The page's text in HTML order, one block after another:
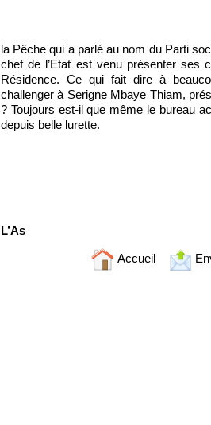
la Pêche qui a parlé au nom du Parti
chef de l’Etat est venu présenter ses
Résidence. Ce qui fait dire à
challenger à Serigne Mbaye Thiam,
? Toujours est-il que même le bureau
depuis belle lurette.
L’As
Accueil